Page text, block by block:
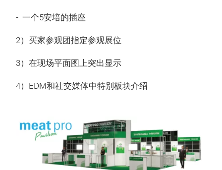
- 一个5安培的插座
2）买家参观团指定参观展位
3）在现场平面图上突出显示
4）EDM和社交媒体中特别板块介绍